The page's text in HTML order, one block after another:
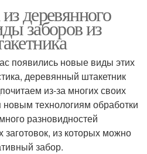
деревянного
заборов из
появились новые виды этих
деревянный штакетник
из-за многих своих
технологиям обработки
разновидностей
заготовок, из которых можно
забор.